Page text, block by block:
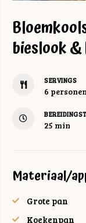
bieslook
SERVINGS
6 personen
25 minuten
min
Materiaal/
Grote pan
Koekenpan